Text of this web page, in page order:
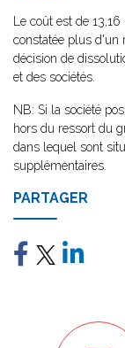
Le coût est de
constatée plus d'un
décision de
et des sociétés.
NB: Si la société
hors du ressort du
dans lequel sont
supplémentaires.
PARTAGER